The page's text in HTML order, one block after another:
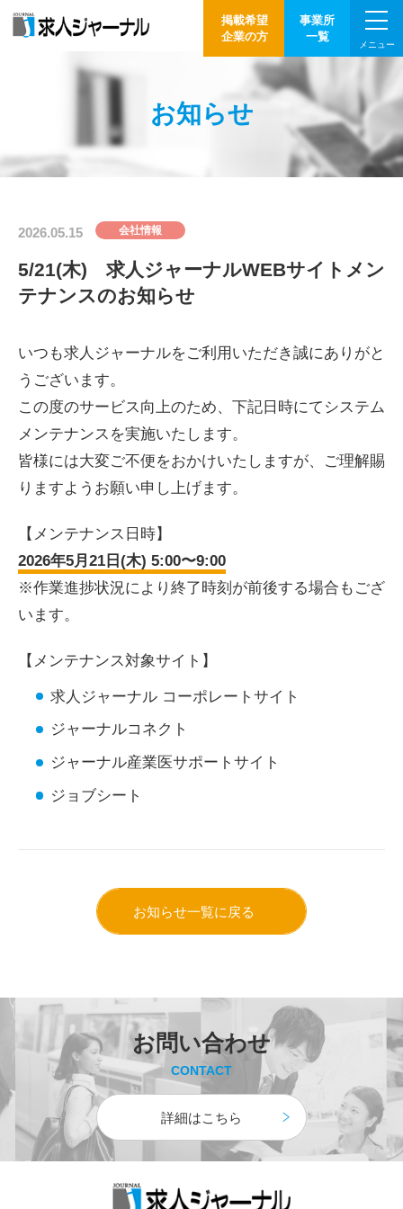
掲載希望
企業の方
事業所
一覧
メニュー
お知らせ
2026.05.15 会社情報
5/21(木) 求人ジャーナルWEBサイトメン
テナンスのお知らせ
いつも求人ジャーナルをご利用いただき誠にありがと
うございます。
この度のサービス向上のため、下記日時にてシステム
メンテナンスを実施いたします。
皆様には大変ご不便をおかけいたしますが、ご理解賜
りますようお願い申し上げます。
【メンテナンス日時】
2026年5月21日(木) 5:00〜9:00
※作業進捗状況により終了時刻が前後する場合もござ
います。
【メンテナンス対象サイト】
求人ジャーナル コーポレートサイト
ジャーナルコネクト
ジャーナル産業医サポートサイト
ジョブシート
お知らせ一覧に戻る
お問い合わせ
CONTACT
詳細はこちら